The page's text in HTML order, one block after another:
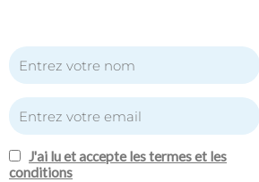
J'ai lu et accepte les termes et les
conditions